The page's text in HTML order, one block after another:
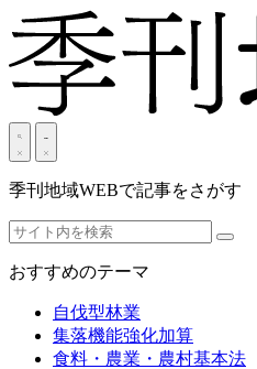
季刊地域WEBで記事をさがす
おすすめのテーマ
自伐型林業
集落機能強化加算
食料・農業・農村基本法